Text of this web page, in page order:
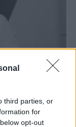
third parties, or
for
opt-out